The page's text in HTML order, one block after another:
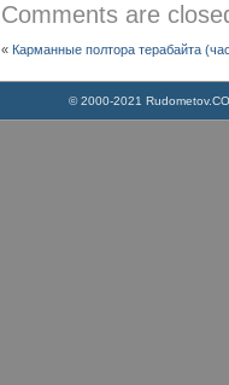
Comments are
« Карманные полтора терабайта
© 2000-2021